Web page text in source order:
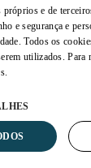
e de
e segurança e
Todos os
utilizados. Para